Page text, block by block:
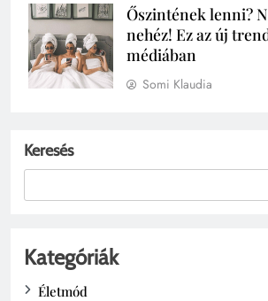
Őszintének lenni?
nehéz! Ez az új
médiában
Somi Klaudia
Keresés
Kategóriák
Életmód